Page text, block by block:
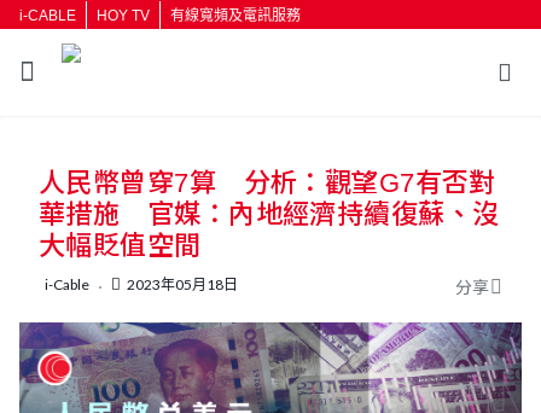
i-CABLE HOY TV 有線寬頻及電訊服務
按輸入鍵開始搜尋
人民幣曾穿7算 分析：觀望G7有否對
華措施 官媒：內地經濟持續復蘇、沒
大幅貶值空間
i-Cable 2023年05月18日 分享